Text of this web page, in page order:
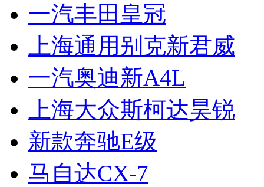
一汽丰田皇冠
上海通用别克新君威
一汽奥迪新A4L
上海大众斯柯达昊锐
新款奔驰E级
马自达CX-7